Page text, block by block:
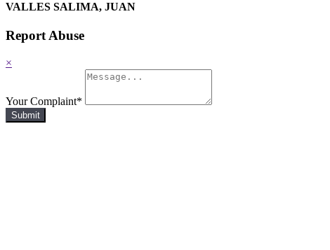
VALLES SALIMA, JUAN
Report Abuse
×
Your Complaint*
Submit